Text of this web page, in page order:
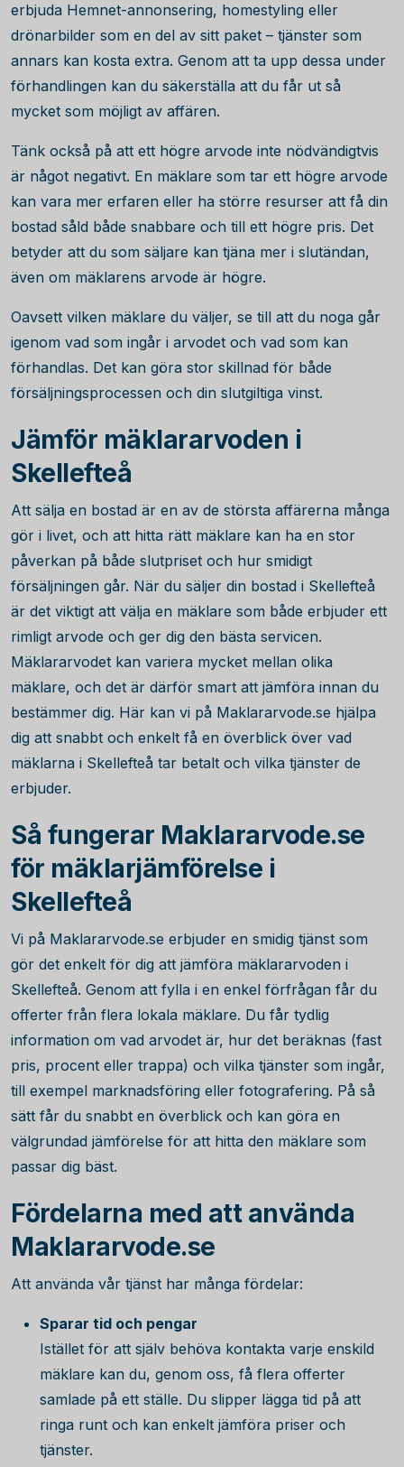
erbjuda Hemnet-annonsering, homestyling eller
drönarbilder som en del av sitt paket – tjänster som
annars kan kosta extra. Genom att ta upp dessa under
förhandlingen kan du säkerställa att du får ut så
mycket som möjligt av affären.
Tänk också på att ett högre arvode inte nödvändigtvis
är något negativt. En mäklare som tar ett högre arvode
kan vara mer erfaren eller ha större resurser att få din
bostad såld både snabbare och till ett högre pris. Det
betyder att du som säljare kan tjäna mer i slutändan,
även om mäklarens arvode är högre.
Oavsett vilken mäklare du väljer, se till att du noga går
igenom vad som ingår i arvodet och vad som kan
förhandlas. Det kan göra stor skillnad för både
försäljningsprocessen och din slutgiltiga vinst.
Jämför mäklararvoden i
Skellefteå
Att sälja en bostad är en av de största affärerna många
gör i livet, och att hitta rätt mäklare kan ha en stor
påverkan på både slutpriset och hur smidigt
försäljningen går. När du säljer din bostad i Skellefteå
är det viktigt att välja en mäklare som både erbjuder ett
rimligt arvode och ger dig den bästa servicen.
Mäklararvodet kan variera mycket mellan olika
mäklare, och det är därför smart att jämföra innan du
bestämmer dig. Här kan vi på Maklararvode.se hjälpa
dig att snabbt och enkelt få en överblick över vad
mäklarna i Skellefteå tar betalt och vilka tjänster de
erbjuder.
Så fungerar Maklararvode.se
för mäklarjämförelse i
Skellefteå
Vi på Maklararvode.se erbjuder en smidig tjänst som
gör det enkelt för dig att jämföra mäklararvoden i
Skellefteå. Genom att fylla i en enkel förfrågan får du
offerter från flera lokala mäklare. Du får tydlig
information om vad arvodet är, hur det beräknas (fast
pris, procent eller trappa) och vilka tjänster som ingår,
till exempel marknadsföring eller fotografering. På så
sätt får du snabbt en överblick och kan göra en
välgrundad jämförelse för att hitta den mäklare som
passar dig bäst.
Fördelarna med att använda
Maklararvode.se
Att använda vår tjänst har många fördelar:
Sparar tid och pengar
Istället för att själv behöva kontakta varje enskild
mäklare kan du, genom oss, få flera offerter
samlade på ett ställe. Du slipper lägga tid på att
ringa runt och kan enkelt jämföra priser och
tjänster.